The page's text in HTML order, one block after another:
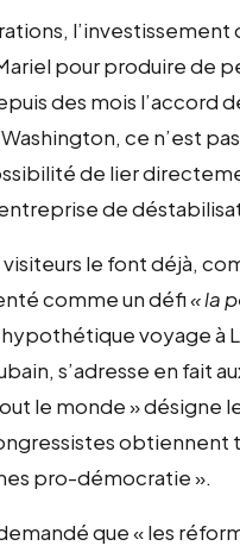
pour produire de
des mois l’accord
ce n’est
de lier
de
visiteurs le font déjà,
comme un défi« la
hypothétique voyage à
s’adresse en fait
le monde » désigne
obtiennent
pro-démocratie ».
que « les